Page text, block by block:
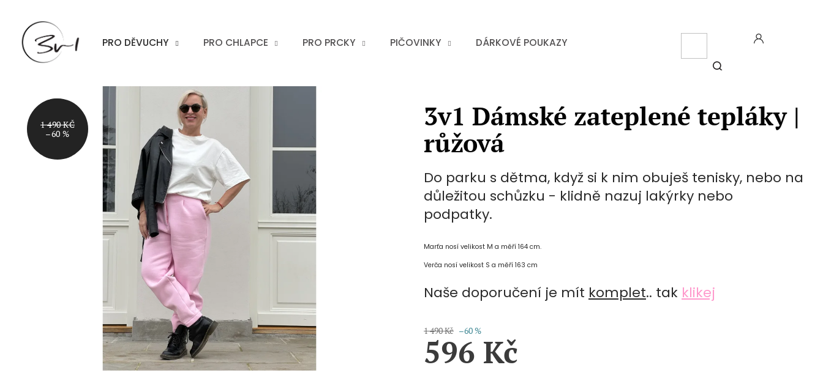
obsah
PRO DĚVUCHY PRO CHLAPCE PRO PRCKY PIČOVINKY DÁRKOVÉ POUKAZY
AKCE
1 490 KČ
–60 %
3v1 Dámské zateplené tepláky |
růžová
Do parku s dětma, když si k nim obuješ tenisky, nebo na
důležitou schůzku - klidně nazuj lakýrky nebo
podpatky.
Marťa nosí velikost M a měří 164 cm.
Verča nosí velikost S a měří 163 cm
Naše doporučení je mít komplet.. tak klikej
1 490 Kč –60 %
596 Kč